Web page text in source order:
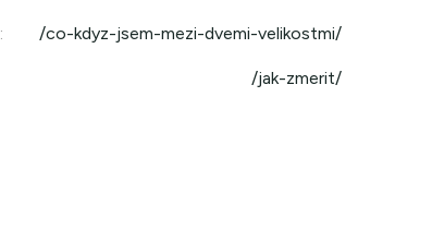
: /co-kdyz-jsem-mezi-dvemi-velikostmi/
/jak-zmerit/